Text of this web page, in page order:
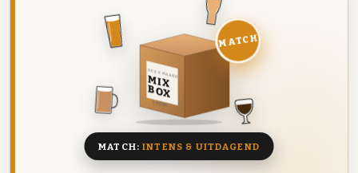
DEZE MAAND
MIX
BOX
8 BIEREN
MATCH
MATCH:INTENS & UITDAGEND